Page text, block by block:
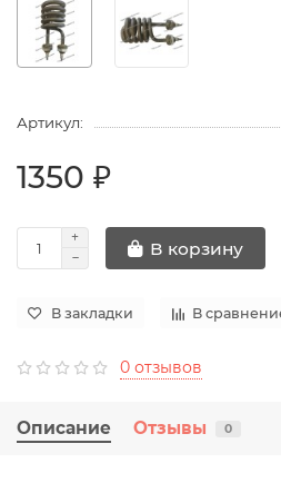
Артикул:
1350 ₽
В корзину
В закладки В
0 отзывов
Описание Отзывы 0